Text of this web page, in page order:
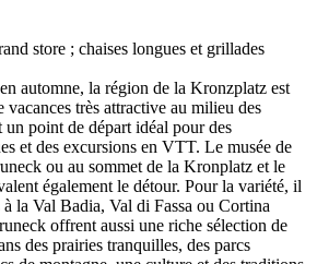
store ; chaises longues et grillades
automne, la région de la Kronzplatz est
vacances très attractive au milieu des
point de départ idéal pour des
et des excursions en VTT. Le musée de
ou au sommet de la Kronplatz et le
également le détour. Pour la variété, il
à la Val Badia, Val di Fassa ou Cortina
offrent aussi une riche sélection de
des prairies tranquilles, des parcs